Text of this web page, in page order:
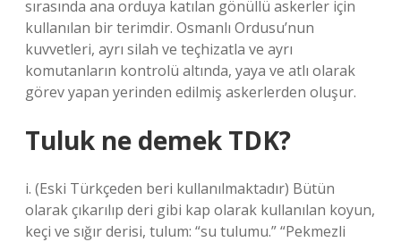
sırasında ana orduya katılan gönüllü askerler için
kullanılan bir terimdir. Osmanlı Ordusu’nun
kuvvetleri, ayrı silah ve teçhizatla ve ayrı
komutanların kontrolü altında, yaya ve atlı olarak
görev yapan yerinden edilmiş askerlerden oluşur.
Tuluk ne demek TDK?
i. (Eski Türkçeden beri kullanılmaktadır) Bütün
olarak çıkarılıp deri gibi kap olarak kullanılan koyun,
keçi ve sığır derisi, tulum: “su tulumu.” “Pekmezli